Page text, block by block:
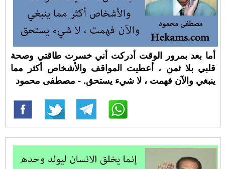
أما بعد بمرور الوقت أدركت أني خسرت طاقتي وصحة
قلبي بلا ثمن ، أعطيت المواقف والأشخاص أكثر مما
ينبغي والآن فهمت ، لا شيء يستحق. - مصطفى محمود